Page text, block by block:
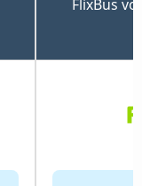
FlixBus